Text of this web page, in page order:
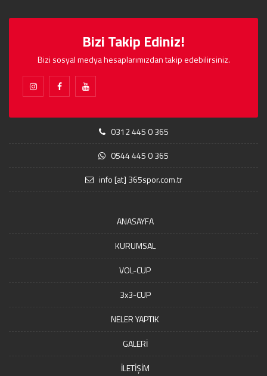
Bizi Takip Ediniz!
Bizi sosyal medya hesaplarımızdan takip edebilirsiniz.
0312 445 0 365
0544 445 0 365
info [at] 365spor.com.tr
ANASAYFA
KURUMSAL
VOL-CUP
3x3-CUP
NELER YAPTIK
GALERİ
İLETİŞİM